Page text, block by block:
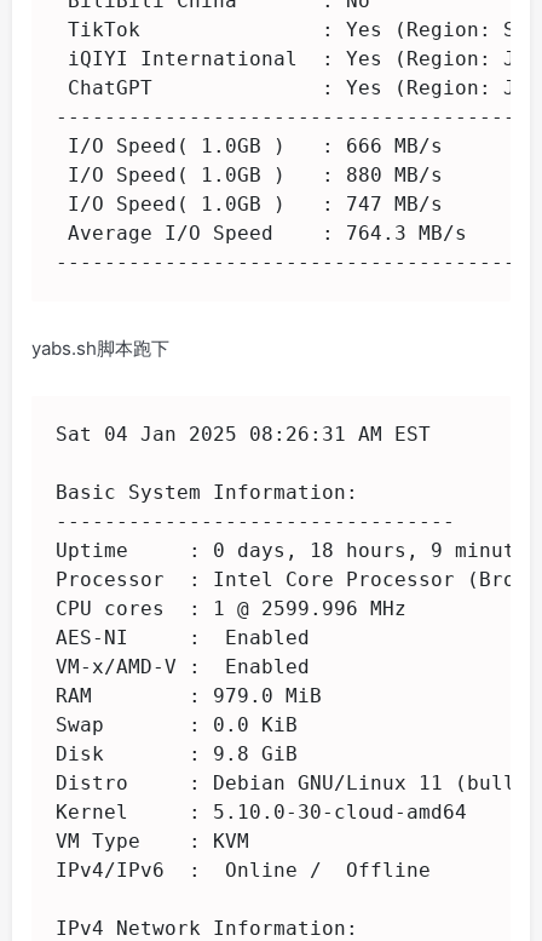
TikTok               : Yes (Region:
iQIYI International  : Yes (Region: JP)
ChatGPT              : Yes (Region: JP)
I/O Speed( 1.0GB )   : 666 MB/s
I/O Speed( 1.0GB )   : 880 MB/s
I/O Speed( 1.0GB )   : 747 MB/s
Average I/O Speed    : 764.3 MB/s
yabs.sh脚本跑下
Sat 04 Jan 2025 08:26:31 AM EST
Basic System Information:
---------------------------------
Uptime     : 0 days, 18 hours, 9 minutes
Processor  : Intel Core Processor
CPU cores  : 1 @ 2599.996 MHz
AES-NI     :  Enabled
VM-x/AMD-V :  Enabled
RAM        : 979.0 MiB
Swap       : 0.0 KiB
Disk       : 9.8 GiB
Distro     : Debian GNU/Linux 11
Kernel     : 5.10.0-30-cloud-amd64
VM Type    : KVM
IPv4/IPv6  :  Online /  Offline
IPv4 Network Information: